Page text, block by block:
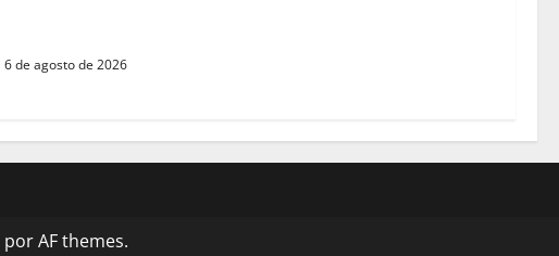
6 de agosto de 2026
por AF themes.